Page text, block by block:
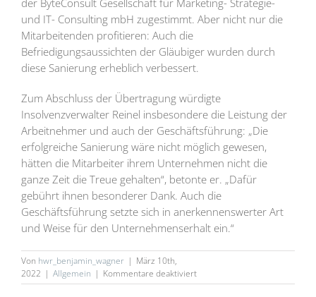
der ByteConsult Gesellschaft für Marketing- Strategie-
und IT- Consulting mbH zugestimmt. Aber nicht nur die
Mitarbeitenden profitieren: Auch die
Befriedigungsaussichten der Gläubiger wurden durch
diese Sanierung erheblich verbessert.
Zum Abschluss der Übertragung würdigte
Insolvenzverwalter Reinel insbesondere die Leistung der
Arbeitnehmer und auch der Geschäftsführung: „Die
erfolgreiche Sanierung wäre nicht möglich gewesen,
hätten die Mitarbeiter ihrem Unternehmen nicht die
ganze Zeit die Treue gehalten“, betonte er. „Dafür
gebührt ihnen besonderer Dank. Auch die
Geschäftsführung setzte sich in anerkennenswerter Art
und Weise für den Unternehmenserhalt ein.“
Von hwr_benjamin_wagner | März 10th,
2022 | Allgemein | Kommentare deaktiviertfür
BYTECONSULT